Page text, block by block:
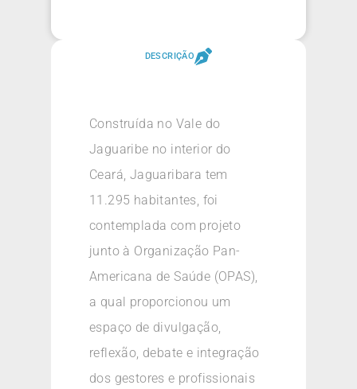
DESCRIÇÃO
Construída no Vale do
Jaguaribe no interior do
Ceará, Jaguaribara tem
11.295 habitantes, foi
contemplada com projeto
junto à Organização Pan-
Americana de Saúde (OPAS),
a qual proporcionou um
espaço de divulgação,
reflexão, debate e integração
dos gestores e profissionais